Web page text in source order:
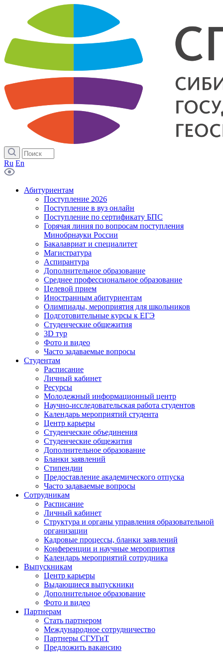
Ru En
Абитуриентам
Поступление 2026
Поступление в вуз онлайн
Поступление по сертификату БПС
Горячая линия по вопросам поступления
Минобрнауки России
Бакалавриат и специалитет
Магистратура
Аспирантура
Дополнительное образование
Среднее профессиональное образование
Целевой прием
Иностранным абитуриентам
Олимпиады, мероприятия для школьников
Подготовительные курсы к ЕГЭ
Студенческие общежития
3D тур
Фото и видео
Часто задаваемые вопросы
Студентам
Расписание
Личный кабинет
Ресурсы
Молодежный информационный центр
Научно-исследовательская работа студентов
Календарь мероприятий студента
Центр карьеры
Студенческие объединения
Студенческие общежития
Дополнительное образование
Бланки заявлений
Стипендии
Предоставление академического отпуска
Часто задаваемые вопросы
Сотрудникам
Расписание
Личный кабинет
Структура и органы управления образовательной
организации
Кадровые процессы, бланки заявлений
Конференции и научные мероприятия
Календарь мероприятий сотрудника
Выпускникам
Центр карьеры
Выдающиеся выпускники
Дополнительное образование
Фото и видео
Партнерам
Стать партнером
Международное сотрудничество
Партнеры СГУГиТ
Предложить вакансию